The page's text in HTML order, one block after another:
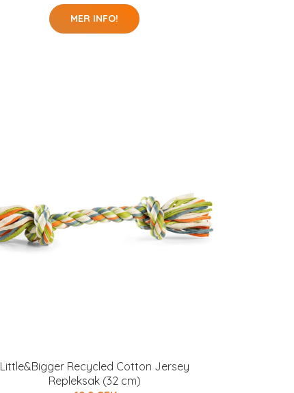
MER INFO!
Little&Bigger Recycled Cotton Jersey
Repleksak (32 cm)